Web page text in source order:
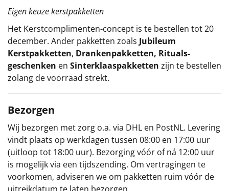
Eigen keuze kerstpakketten
Het Kerstcomplimenten-concept is te bestellen tot 20
december. Ander pakketten zoals Jubileum
Kerstpakketten, Drankenpakketten, Rituals-
geschenken en Sinterklaaspakketten zijn te bestellen
zolang de voorraad strekt.
Bezorgen
Wij bezorgen met zorg o.a. via DHL en PostNL. Levering
vindt plaats op werkdagen tussen 08:00 en 17:00 uur
(uitloop tot 18:00 uur). Bezorging vóór of ná 12:00 uur
is mogelijk via een tijdszending. Om vertragingen te
voorkomen, adviseren we om pakketten ruim vóór de
uitreikdatum te laten bezorgen.